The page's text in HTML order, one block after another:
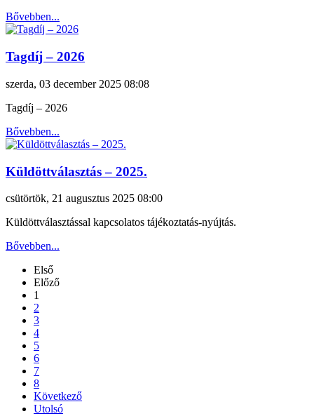
Bővebben...
Tagdíj – 2026
szerda, 03 december 2025 08:08
Tagdíj – 2026
Bővebben...
Küldöttválasztás – 2025.
csütörtök, 21 augusztus 2025 08:00
Küldöttválasztással kapcsolatos tájékoztatás-nyújtás.
Bővebben...
Első
Előző
1
2
3
4
5
6
7
8
Következő
Utolsó